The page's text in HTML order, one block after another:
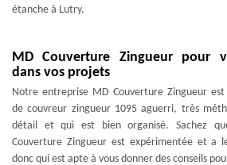
étanche à Lutry.
MD Couverture Zingueur pour
dans vos projets
Notre entreprise MD Couverture Zingueur est
de couvreur zingueur 1095 aguerri, très
détail et qui est bien organisé. Sachez
Couverture Zingueur est expérimentée et a
donc qui est apte à vous donner des conseils